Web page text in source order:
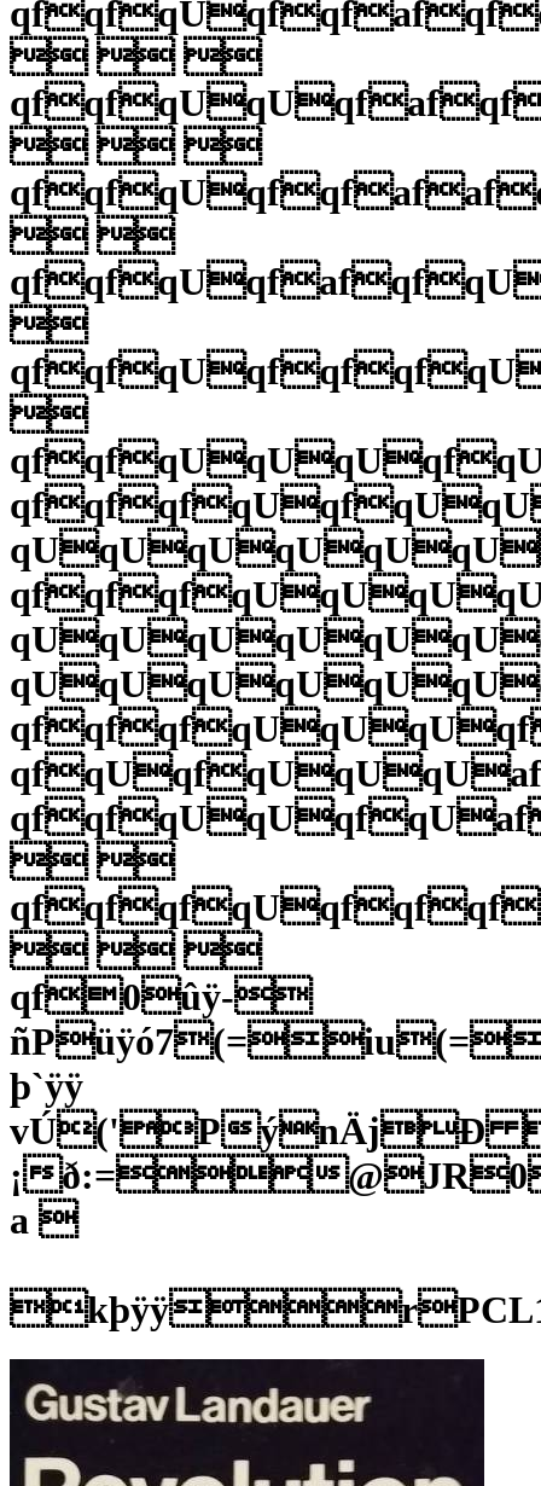
  
  
 


 
  
qf0ûÿ-
þ`ÿÿ
vÚ('PýnÄjÐ
¡ð:=
a 